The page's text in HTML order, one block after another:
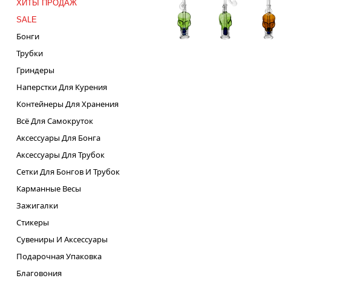
ХИТЫ ПРОДАЖ
SALE
Бонги
Трубки
Гриндеры
Наперстки Для Курения
Контейнеры Для Хранения
Всё Для Самокруток
Аксессуары Для Бонга
Аксессуары Для Трубок
Сетки Для Бонгов И Трубок
Карманные Весы
Зажигалки
Стикеры
Сувениры И Аксессуары
Подарочная Упаковка
Благовония